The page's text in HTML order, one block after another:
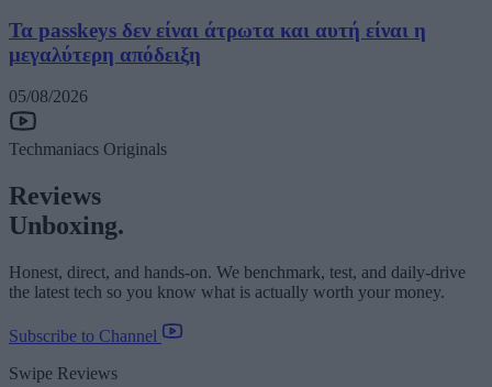
Τα passkeys δεν είναι άτρωτα και αυτή είναι η
μεγαλύτερη απόδειξη
05/08/2026
Techmaniacs Originals
Reviews
Unboxing.
Honest, direct, and hands-on. We benchmark, test, and daily-drive
the latest tech so you know what is actually worth your money.
Subscribe to Channel
Swipe Reviews